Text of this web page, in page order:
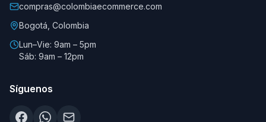
compras@colombiaecommerce.com
Bogotá, Colombia
Lun–Vie: 9am – 5pm
Sáb: 9am – 12pm
Síguenos